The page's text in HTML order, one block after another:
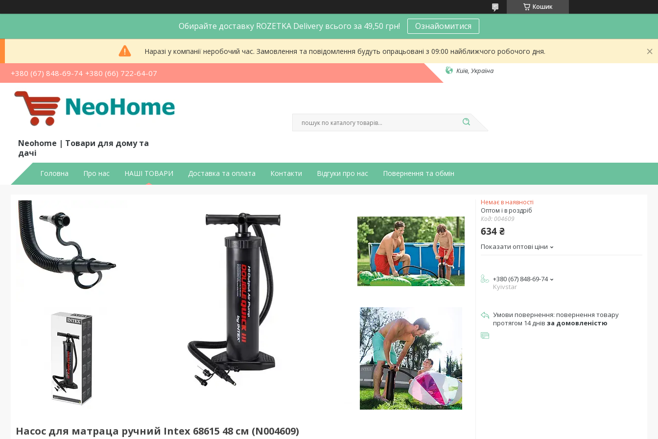
Кошик
Обирайте доставку ROZETKA Delivery всього за 49,50 грн! Ознайомитися
Наразі у компанії неробочий час. Замовлення та повідомлення будуть опрацьовані з 09:00 найближчого робочого дня.
+380 (67) 848-69-74 +380 (66) 722-64-07 Київ, Україна
Neohome | Товари для дому та
дачі
Головна Про нас НАШІ ТОВАРИ Доставка та оплата Контакти Відгуки про нас Повернення та обмін
Насос для матраца ручний Intex 68615 48 см (N004609)
Немає в наявності
Оптом і в роздріб
Код: 004609
634 ₴
Показати оптові ціни
+380 (67) 848-69-74
Kyivstar
повернення товару
протягом 14 днів за домовленістю